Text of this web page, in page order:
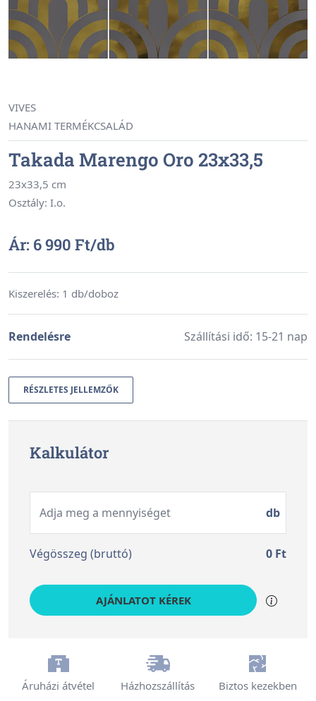
VIVES
HANAMI TERMÉKCSALÁD
Takada Marengo Oro 23x33,5
23x33,5 cm
Osztály: I.o.
Ár: 6 990 Ft/db
Kiszerelés: 1 db/doboz
Rendelésre Szállítási idő: 15-21 nap
RÉSZLETES JELLEMZŐK
Kalkulátor
Adja meg a mennyiséget db
Végösszeg (bruttó) 0 Ft
AJÁNLATOT KÉREK
Áruházi átvétel Házhozszállítás Biztos kezekben